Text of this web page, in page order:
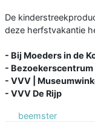
De
deze herfstvakantie
- Bij Moeders in de
-
- VVV |
- VVV De Rijp
beemster